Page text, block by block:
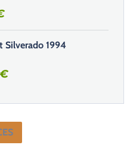
Silverado 1994